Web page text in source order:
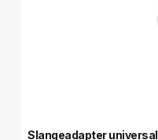
Slangeadapter universal